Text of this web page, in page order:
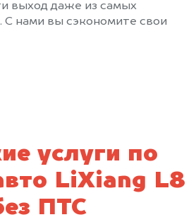
выход даже из самых
С нами вы сэкономите свои
услуги по
LiXiang L8
ПТС